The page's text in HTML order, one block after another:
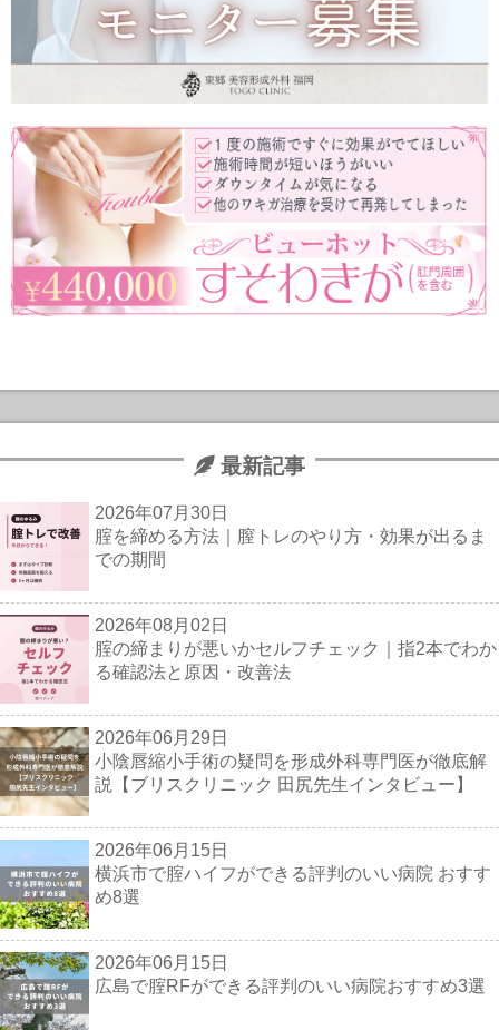
最新記事
2026年07月30日
腟を締める方法｜膣トレのやり方・効果が出るま
での期間
2026年08月02日
腟の締まりが悪いかセルフチェック｜指2本でわか
る確認法と原因・改善法
2026年06月29日
小陰唇縮小手術の疑問を形成外科専門医が徹底解
説【ブリスクリニック 田尻先生インタビュー】
2026年06月15日
横浜市で腟ハイフができる評判のいい病院 おすす
め8選
2026年06月15日
広島で腟RFができる評判のいい病院おすすめ3選